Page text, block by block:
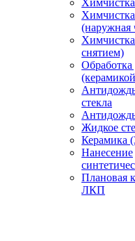
(наружная
снятием)
Обработка
стекла
Жидкое
Керамика
Нанесение
Плановая
ЛКП